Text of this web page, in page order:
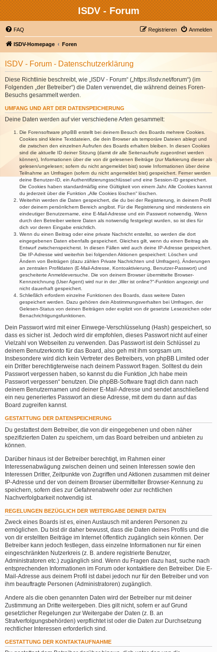
ISDV - Forum
FAQ Anmelden
Registrieren
ISDV-Homepage Foren
ISDV - Forum - Datenschutzerklärung
Diese Richtlinie beschreibt, wie „ISDV - Forum“ („https://isdv.net/forum“) (im
Folgenden „der Betreiber“) die Daten verwendet, die während deines Foren-
Besuchs gesammelt werden.
UMFANG UND ART DER DATENSPEICHERUNG
Deine Daten werden auf vier verschiedene Arten gesammelt:
Die Forensoftware phpBB erstellt bei deinem Besuch des Boards mehrere Cookies.
Cookies sind kleine Textdateien, die dein Browser als temporäre Dateien ablegt und
die zwischen den einzelnen Aufrufen des Boards erhalten bleiben. In diesen Cookies
sind die aktuelle ID deiner Sitzung (damit dir alle Seitenaufrufe zugeordnet werden
können), Informationen über die von dir gelesenen Beiträge (zur Markierung dieser als
gelesen/ungelesen; sofern du nicht angemeldet bist) sowie Informationen über deine
Teilnahme an Umfragen (sofern du nicht angemeldet bist) gespeichert. Ferner werden
deine Benutzer-ID, ein Authentifizierungsschlüssel und eine Session-ID gespeichert.
Die Cookies haben standardmäßig eine Gültigkeit von einem Jahr. Alle Cookies kannst
du jederzeit über die Funktion „Alle Cookies löschen“ löschen.
Weiterhin werden die Daten gespeichert, die du bei der Registrierung, in deinem Profil
oder deinem persönlichem Bereich angibst. Für die Registrierung sind mindestens ein
eindeutiger Benutzername, eine E-Mail-Adresse und ein Passwort notwendig. Wenn
durch den Betreiber weitere Daten als notwendig festgelegt wurden, so ist dies für
dich vor deren Eingabe ersichtlich.
Wenn du einen Beitrag oder eine private Nachricht erstellst, so werden die dort
eingegebenen Daten ebenfalls gespeichert. Gleiches gilt, wenn du einen Beitrag als
Entwurf zwischenspeicherst. In diesen Fällen wird auch deine IP-Adresse gespeichert.
Die IP-Adresse wird weiterhin bei folgenden Aktionen gespeichert: Löschen und
Ändern von Beiträgen (dazu zählen Private Nachrichten und Umfragen), Änderungen
an zentralen Profildaten (E-Mail-Adresse, Kontoaktivierung, Benutzer-Passwort) und
gescheiterte Anmeldeversuche. Die von deinem Browser übermittelte Browser-
Kennzeichnung (User Agent) wird nur in der „Wer ist online?“-Funktion angezeigt und
nicht dauerhaft gespeichert.
Schließlich erfordern einzelne Funktionen des Boards, dass weitere Daten
gespeichert werden. Dazu gehören dein Abstimmungsverhalten bei Umfragen, der
Gelesen-Status von deinen Beiträgen oder explizit von dir gesetzte Lesezeichen oder
Benachrichtigungsfunktionen.
Dein Passwort wird mit einer Einwege-Verschlüsselung (Hash) gespeichert, so
dass es sicher ist. Jedoch wird dir empfohlen, dieses Passwort nicht auf einer
Vielzahl von Webseiten zu verwenden. Das Passwort ist dein Schlüssel zu
deinem Benutzerkonto für das Board, also geh mit ihm sorgsam um.
Insbesondere wird dich kein Vertreter des Betreibers, von phpBB Limited oder
ein Dritter berechtigterweise nach deinem Passwort fragen. Solltest du dein
Passwort vergessen haben, so kannst du die Funktion „Ich habe mein
Passwort vergessen“ benutzen. Die phpBB-Software fragt dich dann nach
deinem Benutzernamen und deiner E-Mail-Adresse und sendet anschließend
ein neu generiertes Passwort an diese Adresse, mit dem du dann auf das
Board zugreifen kannst.
GESTATTUNG DER DATENSPEICHERUNG
Du gestattest dem Betreiber, die von dir eingegebenen und oben näher
spezifizierten Daten zu speichern, um das Board betreiben und anbieten zu
können.
Darüber hinaus ist der Betreiber berechtigt, im Rahmen einer
Interessenabwägung zwischen deinen und seinen Interessen sowie den
Interessen Dritter, Zeitpunkte von Zugriffen und Aktionen zusammen mit deiner
IP-Adresse und der von deinem Browser übermittelter Browser-Kennung zu
speichern, sofern dies zur Gefahrenabwehr oder zur rechtlichen
Nachverfolgbarkeit notwendig ist.
REGELUNGEN BEZÜGLICH DER WEITERGABE DEINER DATEN
Zweck eines Boards ist es, einen Austausch mit anderen Personen zu
ermöglichen. Du bist dir daher bewusst, dass die Daten deines Profils und die
von dir erstellten Beiträge im Internet öffentlich zugänglich sein können. Der
Betreiber kann jedoch festlegen, dass einzelne Informationen nur für einen
eingeschränkten Nutzerkreis (z. B. andere registrierte Benutzer,
Administratoren etc.) zugänglich sind. Wenn du Fragen dazu hast, suche nach
entsprechenden Informationen im Forum oder kontaktiere den Betreiber. Die E-
Mail-Adresse aus deinem Profil ist dabei jedoch nur für den Betreiber und von
ihm beauftragte Personen (Administratoren) zugänglich.
Andere als die oben genannten Daten wird der Betreiber nur mit deiner
Zustimmung an Dritte weitergeben. Dies gilt nicht, sofern er auf Grund
gesetzlicher Regelungen zur Weitergabe der Daten (z. B. an
Strafverfolgungsbehörden) verpflichtet ist oder die Daten zur Durchsetzung
rechtlicher Interessen erforderlich sind.
GESTATTUNG DER KONTAKTAUFNAHME